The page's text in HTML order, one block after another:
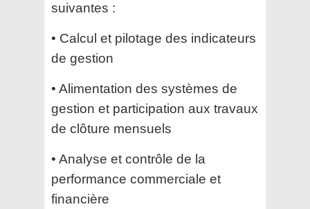
suivantes :
• Calcul et pilotage des indicateurs
de gestion
• Alimentation des systèmes de
gestion et participation aux travaux
de clôture mensuels
• Analyse et contrôle de la
performance commerciale et
financière